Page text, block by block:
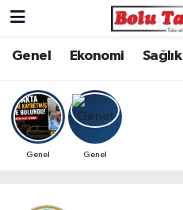
Genel Ekonomi Sağlık
Genel Genel